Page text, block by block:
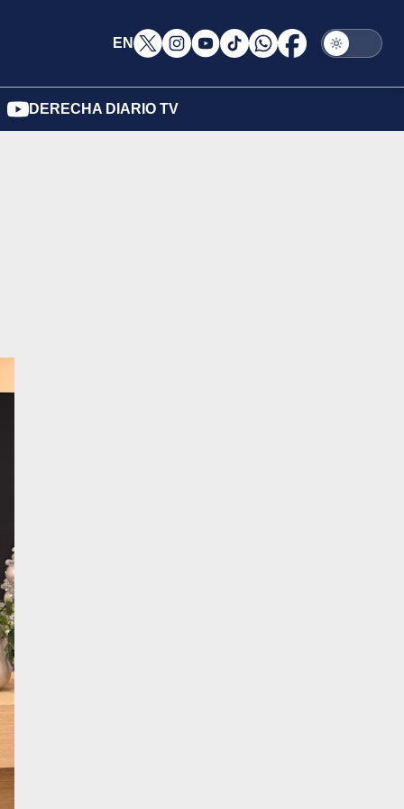
EN
DERECHA DIARIO TV